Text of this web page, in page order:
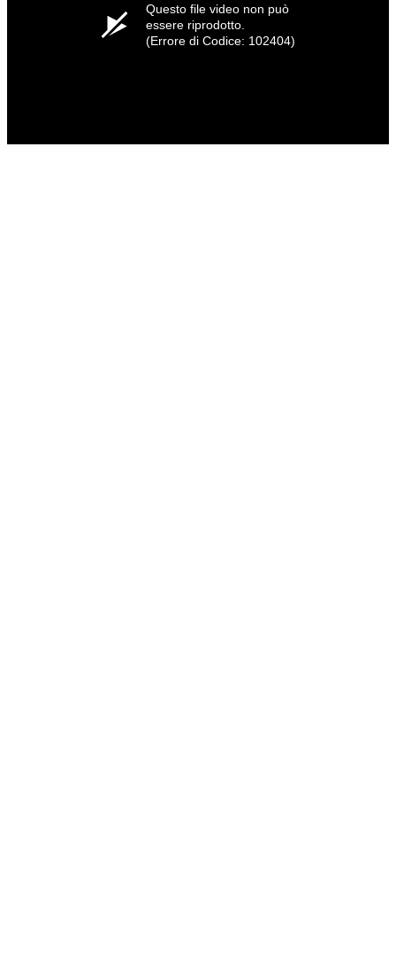
Questo file video non può
essere riprodotto.
(Errore di Codice: 102404)